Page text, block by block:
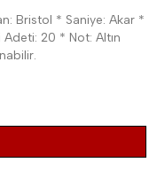
Bristol * Saniye: Akar *
20 * Not: Altın